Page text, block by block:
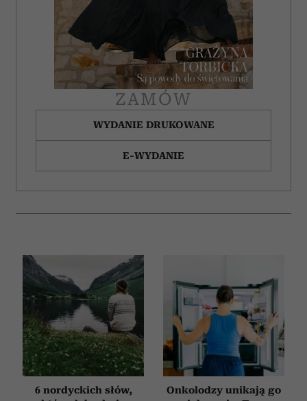
analizować ruch w naszej witrynie. Informacje o tym, jak
korzystasz z naszej witryny, udostępniamy partnerom
społecznościowym, reklamowym i analitycznym.
Partnerzy mogą połączyć te informacje z innymi danymi
otrzymanymi od Ciebie lub uzyskanymi podczas
korzystania z ich usług.ZAMÓW
WYDANIE DRUKOWANE
E-WYDANIE
6 nordyckich słów,
Onkolodzy unikają go